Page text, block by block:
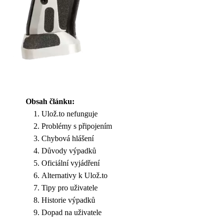
Obsah článku:
Ulož.to nefunguje
Problémy s připojením
Chybová hlášení
Důvody výpadků
Oficiální vyjádření
Alternativy k Ulož.to
Tipy pro uživatele
Historie výpadků
Dopad na uživatele